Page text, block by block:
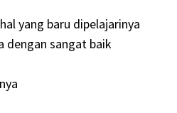
yang baru dipelajarinya
dengan sangat baik